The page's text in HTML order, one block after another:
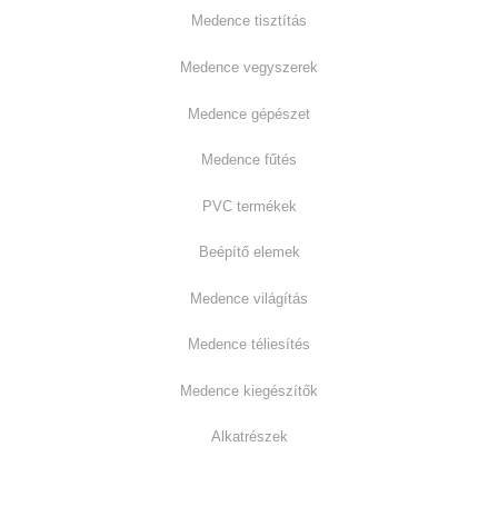
Medence tisztítás
Medence vegyszerek
Medence gépészet
Medence fűtés
PVC termékek
Beépítő elemek
Medence világítás
Medence téliesítés
Medence kiegészítők
Alkatrészek